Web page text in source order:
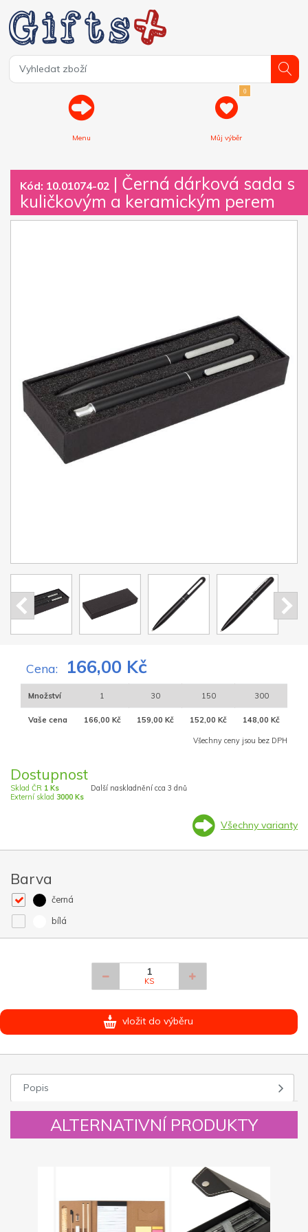
Menu
0
Můj výběr
Kód: 10.01074-02 | Černá dárková sada s
kuličkovým a keramickým perem
Cena: 166,00 Kč
Množství 1 30 150 300
Vaše cena 166,00 Kč 159,00 Kč 152,00 Kč 148,00 Kč
Všechny ceny jsou bez DPH
Dostupnost
Sklad ČR 1 Ks
Externí sklad 3000 Ks
Další naskladnění cca 3 dnů
Všechny varianty
Barva
černá
bílá
KS
vložit do výběru
Popis
ALTERNATIVNÍ PRODUKTY